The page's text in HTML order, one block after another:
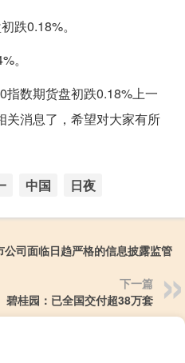
跌0.18%。
。
指数期货盘初跌0.18%上一
关消息了，希望对大家有所
中国 日夜
司面临日趋严格的信息披露监管
下一篇
碧桂园：已全国交付超38万套